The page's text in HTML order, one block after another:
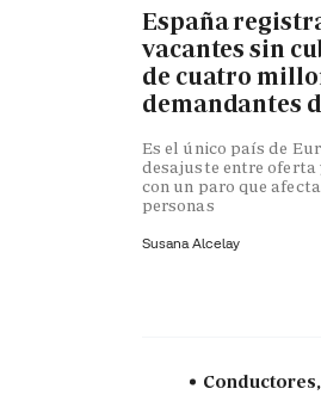
España
vacantes sin
de cuatro
demandantes
Es el único país de
desajuste entre oferta
con un paro que
personas
Susana Alcelay